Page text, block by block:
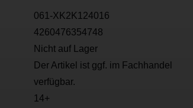
061-XK2K124016
4260476354748
Nicht auf Lager
Der Artikel ist ggf. im Fachhandel
verfügbar.
14+